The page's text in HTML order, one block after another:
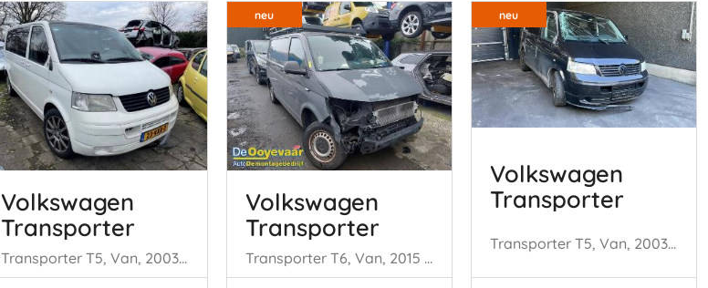
Volkswagen
Transporter
Transporter T5, Van, 2003 / 2015 2.5 TDi
neu
Volkswagen
Transporter
Transporter T6, Van, 2015 / 2024 2.0 TDI DRF
neu
Volkswagen
Transporter
Transporter T5, Van, 2003 / 2015 1.9 TDi